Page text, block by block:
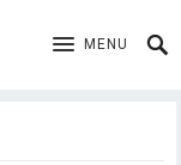
MENU